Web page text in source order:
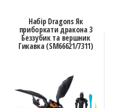
Набір Dragons Як
приборкати дракона 3
Беззубик та вершник
Гикавка (SM66621/7311)